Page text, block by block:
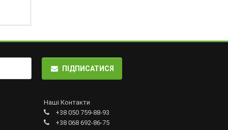
ПІДПИСАТИСЯ
Наші Контакти
+38 050 759-88-93
+38 068 692-86-75